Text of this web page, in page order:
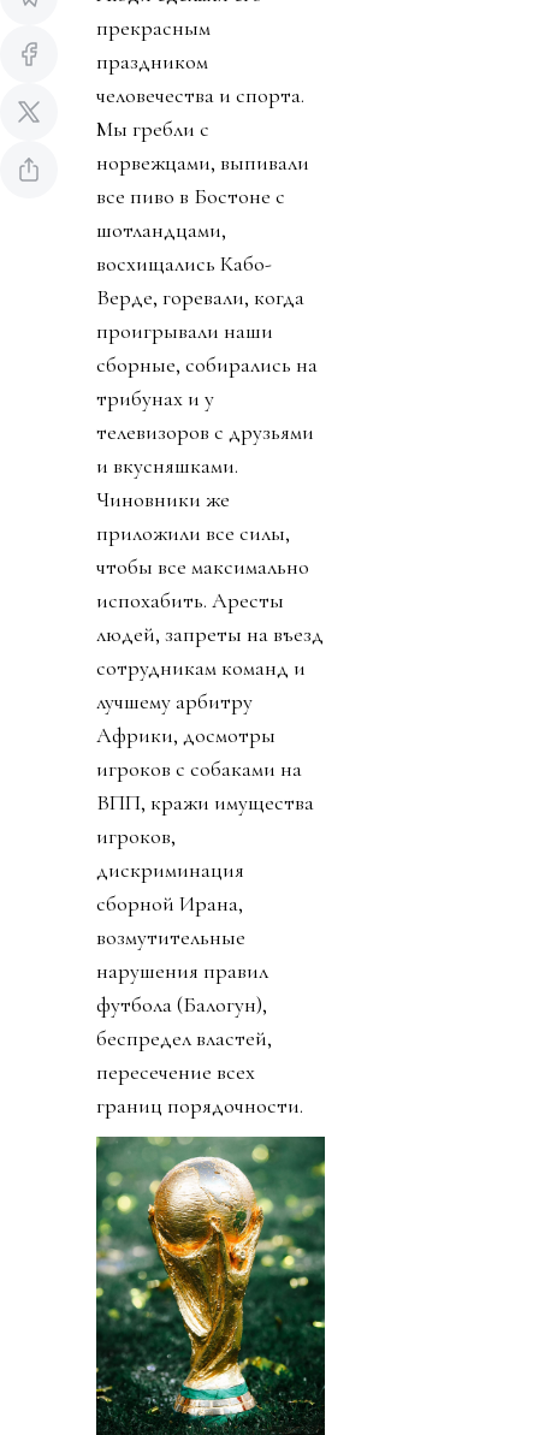
прекрасным
праздником
человечества и спорта.
Мы гребли с
норвежцами, выпивали
все пиво в Бостоне с
шотландцами,
восхищались Кабо-
Верде, горевали, когда
проигрывали наши
сборные, собирались на
трибунах и у
телевизоров с друзьями
и вкусняшками.
Чиновники же
приложили все силы,
чтобы все максимально
испохабить. Аресты
людей, запреты на въезд
сотрудникам команд и
лучшему арбитру
Африки, досмотры
игроков с собаками на
ВПП, кражи имущества
игроков,
дискриминация
сборной Ирана,
возмутительные
нарушения правил
футбола (Балогун),
беспредел властей,
пересечение всех
границ порядочности.